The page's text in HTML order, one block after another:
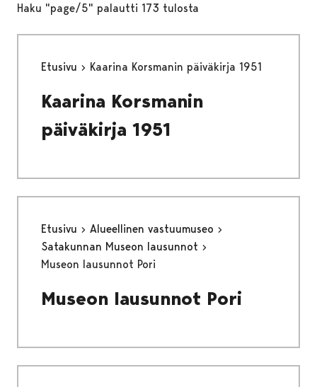
Haku "page/5" palautti 173 tulosta
Etusivu Kaarina Korsmanin päiväkirja 1951
Kaarina Korsmanin
päiväkirja 1951
Etusivu
Alueellinen vastuumuseo
Satakunnan Museon lausunnot
Museon lausunnot Pori
Museon lausunnot Pori